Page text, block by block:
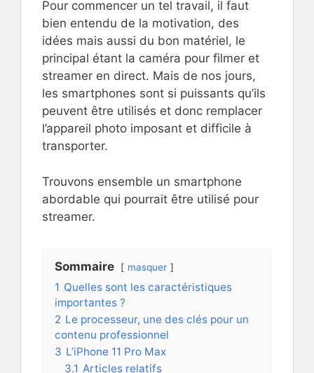
Pour commencer un tel travail, il faut
bien entendu de la motivation, des
idées mais aussi du bon matériel, le
principal étant la caméra pour filmer et
streamer en direct. Mais de nos jours,
les smartphones sont si puissants qu’ils
peuvent être utilisés et donc remplacer
l’appareil photo imposant et difficile à
transporter.
Trouvons ensemble un smartphone
abordable qui pourrait être utilisé pour
streamer.
Sommaire masquer
1 Quelles sont les caractéristiques
importantes ?
2 Le processeur, une des clés pour un
contenu professionnel
3 L’iPhone 11 Pro Max
3.1 Articles relatifs